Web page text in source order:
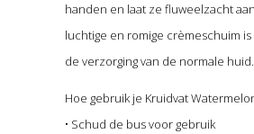
handen en laat ze fluweelzacht
luchtige en romige crèmeschuim
de verzorging van de normale huid.
Hoe gebruik je Kruidvat
• Schud de bus voor gebruik